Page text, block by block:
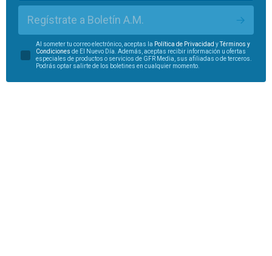
Regístrate a Boletín A.M.
Al someter tu correo electrónico, aceptas la Política de Privacidad yTérminos y
Condiciones de El Nuevo Día. Además, aceptas recibir información u ofertas
especiales de productos o servicios de GFR Media, sus afiliadas o de terceros.
Podrás optar salirte de los boletines en cualquier momento.